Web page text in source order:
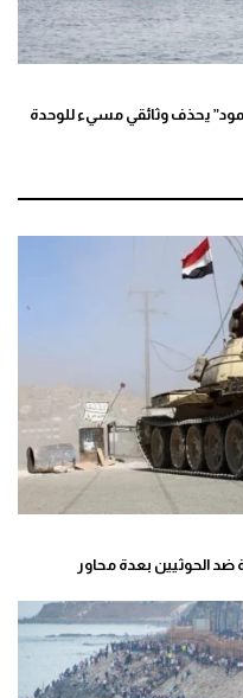
يحذف وثائقي مسيء للوحدة
الحوثيين بعدة محاور